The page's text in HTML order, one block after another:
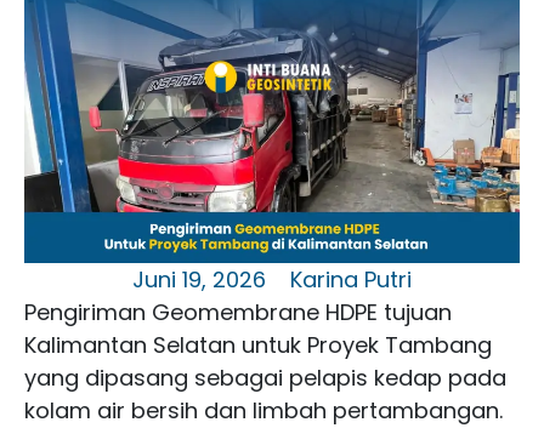
Juni 19, 2026
Karina Putri
Pengiriman Geomembrane HDPE tujuan
Kalimantan Selatan untuk Proyek Tambang
yang dipasang sebagai pelapis kedap pada
kolam air bersih dan limbah pertambangan.